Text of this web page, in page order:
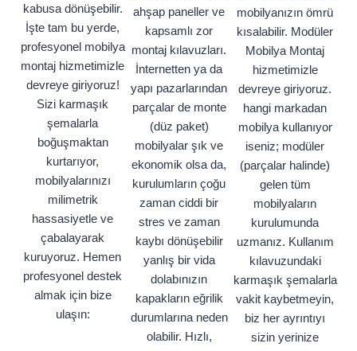
kabusa dönüşebilir.
İşte tam bu yerde,
profesyonel mobilya
montaj hizmetimizle
devreye giriyoruz!
Sizi karmaşık
şemalarla
boğuşmaktan
kurtarıyor,
mobilyalarınızı
milimetrik
hassasiyetle ve
çabalayarak
kuruyoruz. Hemen
profesyonel destek
almak için bize
ulaşın:
ahşap paneller ve
kapsamlı zor
montaj kılavuzları.
İnternetten ya da
yapı pazarlarından
parçalar de monte
(düz paket)
mobilyalar şık ve
ekonomik olsa da,
kurulumların çoğu
zaman ciddi bir
stres ve zaman
kaybı dönüşebilir
yanlış bir vida
dolabınızın
kapakların eğrilik
durumlarına neden
olabilir. Hızlı,
mobilyanızın ömrü
kısalabilir. Modüler
Mobilya Montaj
hizmetimizle
devreye giriyoruz.
hangi markadan
mobilya kullanıyor
iseniz; modüler
(parçalar halinde)
gelen tüm
mobilyaların
kurulumunda
uzmanız. Kullanım
kılavuzundaki
karmaşık şemalarla
vakit kaybetmeyin,
biz her ayrıntıyı
sizin yerinize